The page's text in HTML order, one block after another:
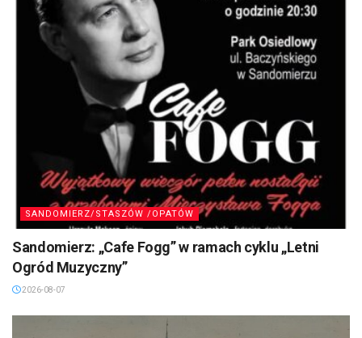
SANDOMIERZ/STASZÓW /OPATÓW
Sandomierz: „Cafe Fogg” w ramach cyklu „Letni
Ogród Muzyczny”
2026-08-07